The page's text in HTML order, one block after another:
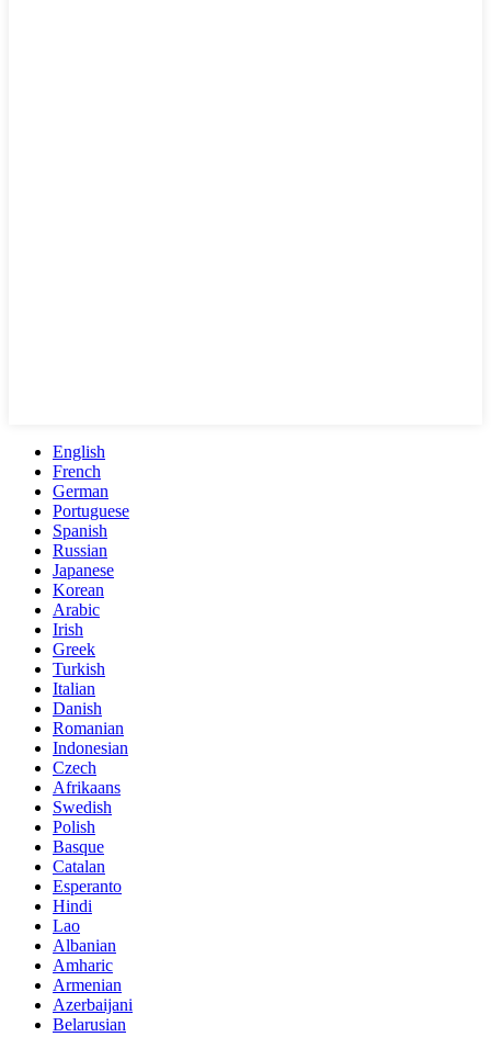
English
French
German
Portuguese
Spanish
Russian
Japanese
Korean
Arabic
Irish
Greek
Turkish
Italian
Danish
Romanian
Indonesian
Czech
Afrikaans
Swedish
Polish
Basque
Catalan
Esperanto
Hindi
Lao
Albanian
Amharic
Armenian
Azerbaijani
Belarusian